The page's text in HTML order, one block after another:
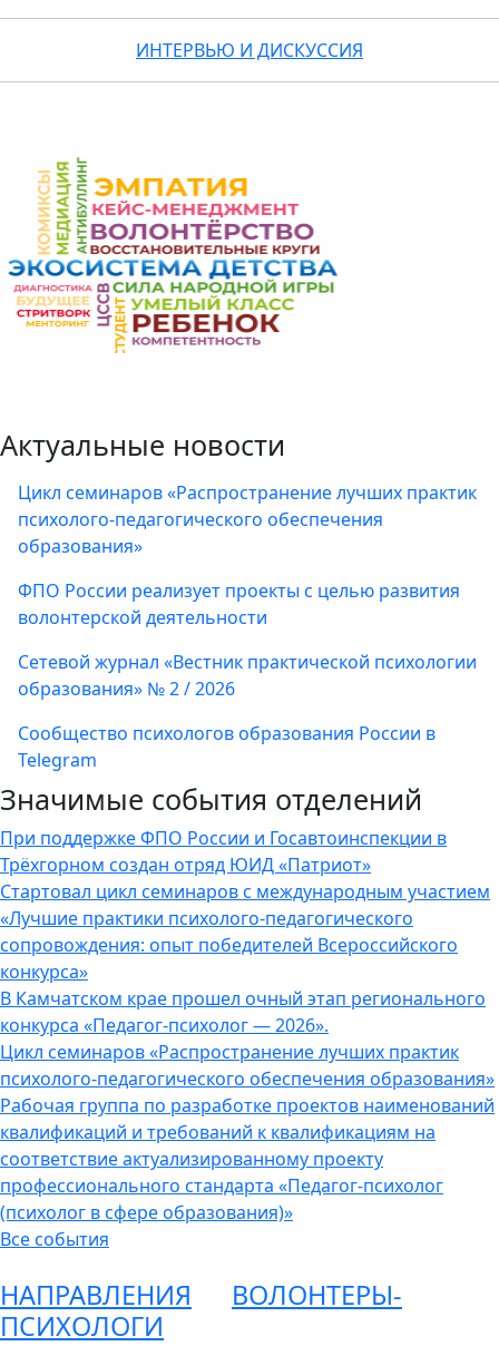
ИНТЕРВЬЮ И ДИСКУССИЯ
Актуальные новости
Цикл семинаров «Распространение лучших практик
психолого-педагогического обеспечения
образования»
ФПО России реализует проекты с целью развития
волонтерской деятельности
Сетевой журнал «Вестник практической психологии
образования» № 2 / 2026
Сообщество психологов образования России в
Telegram
Значимые события отделений
При поддержке ФПО России и Госавтоинспекции в
Трёхгорном создан отряд ЮИД «Патриот»
Стартовал цикл семинаров с международным участием
«Лучшие практики психолого-педагогического
сопровождения: опыт победителей Всероссийского
конкурса»
В Камчатском крае прошел очный этап регионального
конкурса «Педагог-психолог — 2026».
Цикл семинаров «Распространение лучших практик
психолого-педагогического обеспечения образования»
Рабочая группа по разработке проектов наименований
квалификаций и требований к квалификациям на
соответствие актуализированному проекту
профессионального стандарта «Педагог-психолог
(психолог в сфере образования)»
Все события
НАПРАВЛЕНИЯ
ВОЛОНТЕРЫ-
ПСИХОЛОГИ